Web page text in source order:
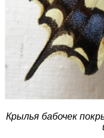
Крылья бабочек